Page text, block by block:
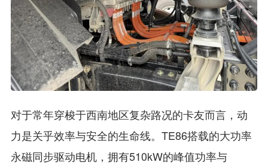
对于常年穿梭于西南地区复杂路况的卡友而言，动
力是关乎效率与安全的生命线。TE86搭载的大功率
永磁同步驱动电机，拥有510kW的峰值功率与